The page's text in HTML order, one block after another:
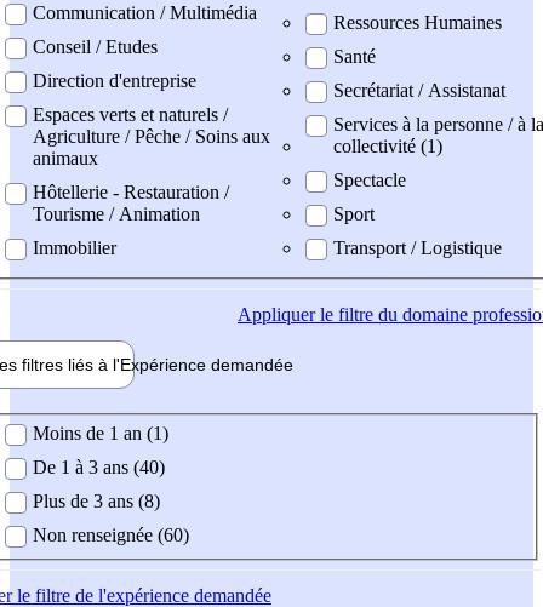
Communication / Multimédia
Conseil / Etudes
Direction d'entreprise
Espaces verts et naturels /
Agriculture / Pêche / Soins aux
animaux
Hôtellerie - Restauration /
Tourisme / Animation
Immobilier
Ressources Humaines
Santé
Secrétariat / Assistanat
Services à la personne / à la
collectivité (1)
Spectacle
Sport
Transport / Logistique
Appliquerle filtre du domaine
filtres liés à l'Expérience demandée
demandée
Moins de 1 an (1)
De 1 à 3 ans (40)
Plus de 3 ans (8)
Non renseignée (60)
le filtre de l'expérience demandée